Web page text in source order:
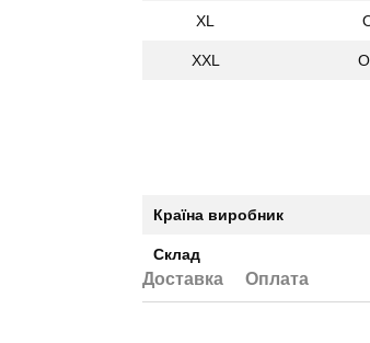
XL
XXL
Країна виробник
Склад
Доставка Оплата